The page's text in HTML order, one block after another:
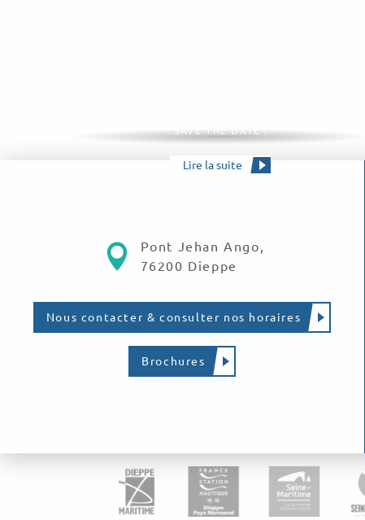
SAVE THE DATE !
Lire la suite
Pont Jehan Ango,
76200 Dieppe
Nous contacter & consulter nos horaires
Brochures